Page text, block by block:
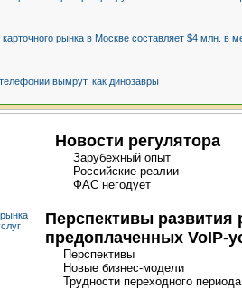
рынка в Москве составляет $4 млн. в
вымрут, как динозавры
Новости регулятора
Зарубежный опыт
Российские реалии
ФАС негодует
Перспективы развития
предоплаченных VoIP-
Перспективы
Новые бизнес-модели
Трудности переходного периода